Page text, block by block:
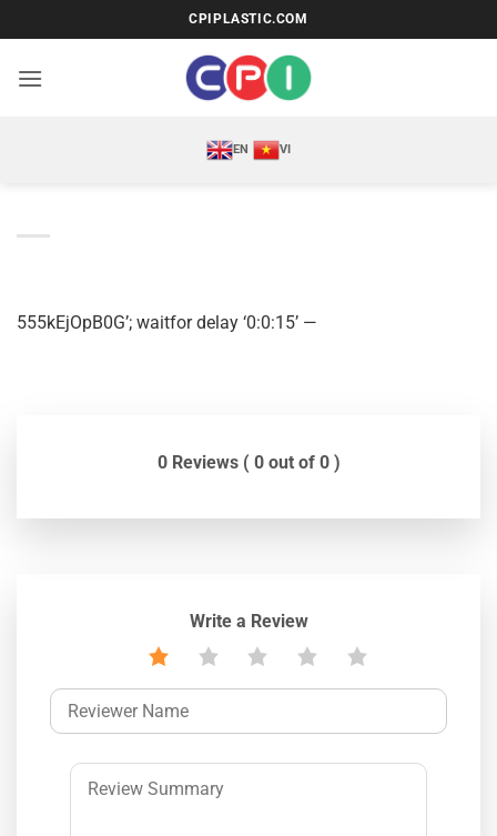
qua
nội
CPIPLASTIC.COM
EN VI
555kEjOpB0G’; waitfor delay ‘0:0:15’ —
0 Reviews ( 0 out of 0 )
Write a Review